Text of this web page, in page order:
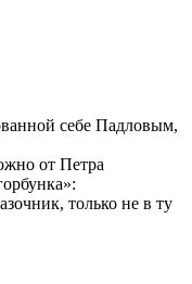
себе Падловым,
от Петра
только не в ту